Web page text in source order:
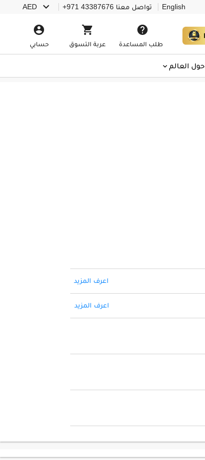
English تواصل معنا +971 43387676
AED 

طلب المساعدة

عربة التسوق

حسابي
حول العالم
اعرف المزيد
اعرف المزيد